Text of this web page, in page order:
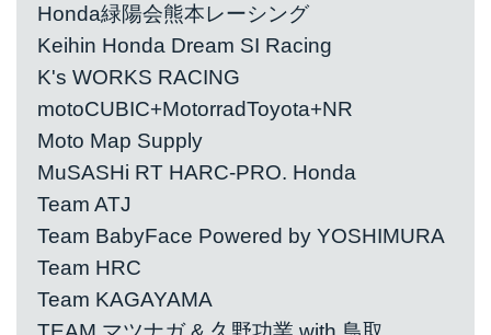
Honda緑陽会熊本レーシング
Keihin Honda Dream SI Racing
K's WORKS RACING
motoCUBIC+MotorradToyota+NR
Moto Map Supply
MuSASHi RT HARC-PRO. Honda
Team ATJ
Team BabyFace Powered by YOSHIMURA
Team HRC
Team KAGAYAMA